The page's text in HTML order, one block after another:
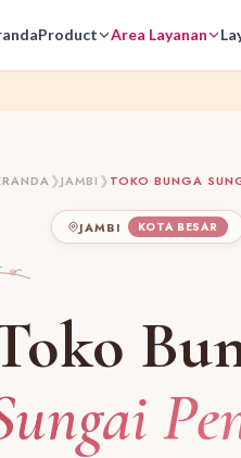
Product Area Layanan
❯JAMBI ❯TOKO BUNGA
JAMBI KOTA BESAR